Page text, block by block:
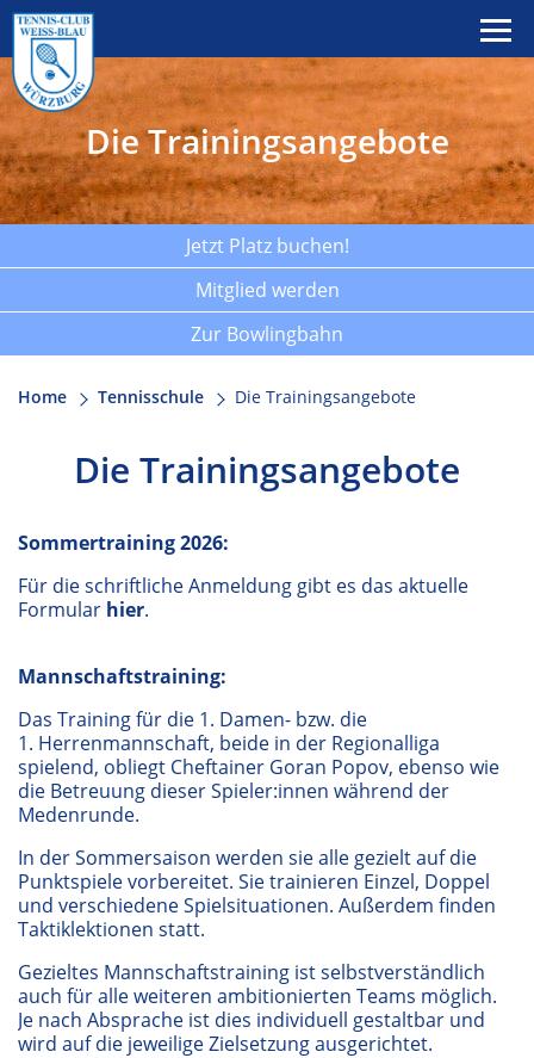
Die Trainingsangebote
Jetzt Platz buchen!
Mitglied werden
Zur Bowlingbahn
Home Tennisschule Die Trainingsangebote
Die Trainingsangebote
Sommertraining 2026:
Für die schriftliche Anmeldung gibt es das aktuelle
Formular hier.
Mannschaftstraining:
Das Training für die 1. Damen- bzw. die
1. Herrenmannschaft, beide in der Regionalliga
spielend, obliegt Cheftainer Goran Popov, ebenso wie
die Betreuung dieser Spieler:innen während der
Medenrunde.
In der Sommersaison werden sie alle gezielt auf die
Punktspiele vorbereitet. Sie trainieren Einzel, Doppel
und verschiedene Spielsituationen. Außerdem finden
Taktiklektionen statt.
Gezieltes Mannschaftstraining ist selbstverständlich
auch für alle weiteren ambitionierten Teams möglich.
Je nach Absprache ist dies individuell gestaltbar und
wird auf die jeweilige Zielsetzung ausgerichtet.